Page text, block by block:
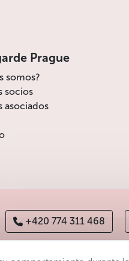
Prague
somos?
socios
asociados
+420 774 311 468